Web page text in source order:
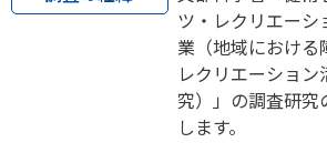
各教育機関との連携
スポーツ振興団体との連携
【動画】スポーツでアクティブなま
ツ・レクリエー
業（地域における
レクリエーショ
究）」の調査研
します。